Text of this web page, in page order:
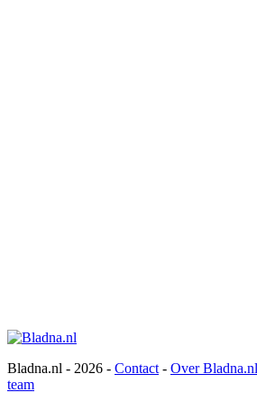
Bladna.nl - 2026 - Contact - Over Bladna.nl
team